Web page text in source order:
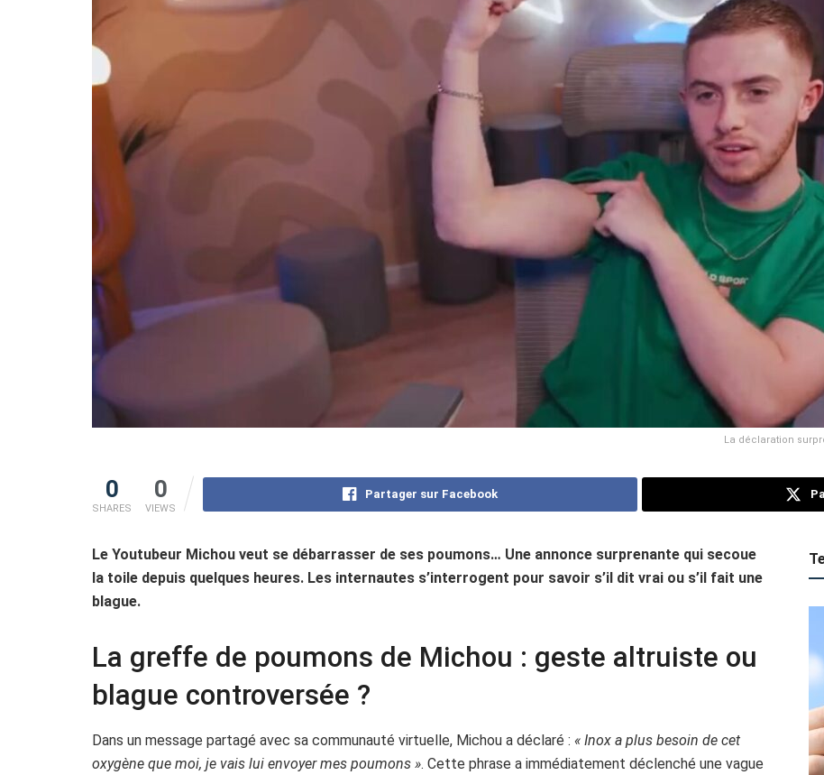
La déclaration
0
SHARES
0
VIEWS
Partager sur Facebook
Le Youtubeur Michou veut se débarrasser de ses poumons… Une annonce surprenante qui secoue
la toile depuis quelques heures. Les internautes s’interrogent pour savoir s’il dit vrai ou s’il fait une
blague.
La greffe de poumons de Michou : geste altruiste ou
blague controversée ?
Dans un message partagé avec sa communauté virtuelle, Michou a déclaré : « Inox a plus besoin de cet
oxygène que moi, je vais lui envoyer mes poumons ». Cette phrase a immédiatement déclenché une vague